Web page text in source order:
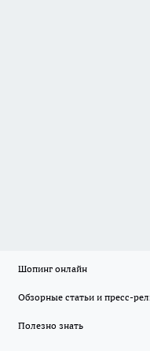
Шопинг онлайн
Обзорные статьи и пресс-
Полезно знать